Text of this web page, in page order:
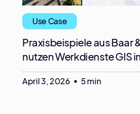
Use Case
Praxisbeispiele aus Baar
nutzen Werkdienste GIS
April 3, 2026 5 min